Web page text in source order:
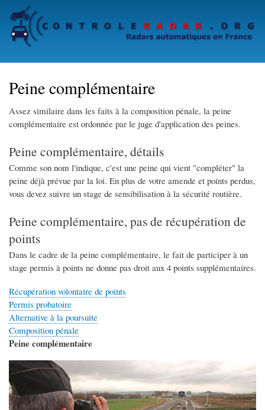
to
main
Peine complémentaire
Assez similaire dans les faits à la composition pénale, la peine
complémentaire est ordonnée par le juge d'application des peines.
Peine complémentaire, détails
Comme son nom l'indique, c'est une peine qui vient "compléter" la
peine déjà prévue par la loi. En plus de votre amende et points perdus,
vous devez suivre un stage de sensibilisation à la sécurité routière.
Peine complémentaire, pas de récupération de
points
Dans le cadre de la peine complémentaire, le fait de participer à un
stage permis à points ne donne pas droit aux 4 points supplémentaires.
Récupération volontaire de points
Permis probatoire
Alternative à la poursuite
Composition pénale
Peine complémentaire